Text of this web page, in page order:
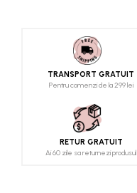
TRANSPORT GRATUIT
Pentru comenzi de la 299 lei
RETUR GRATUIT
Ai 60 zile sa returnezi produsul